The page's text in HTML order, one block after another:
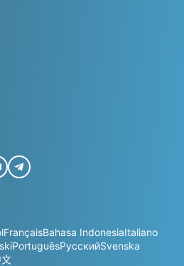
FrançaisBahasa IndonesiaItaliano
PortuguêsРусскийSvenska